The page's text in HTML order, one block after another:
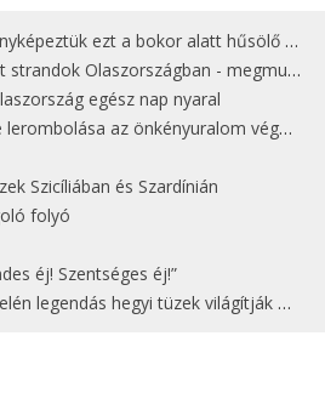
ezt a bokor alatt hűsölő cicát Kisorosziban
Olaszországban - megmutatjuk a 15 legjobbat
egész nap nyaral
az önkényuralom végét jelentette
Szicíliában és Szardínián
folyó
éj! Szentséges éj!”
hegyi tüzek világítják meg Zugspitzét